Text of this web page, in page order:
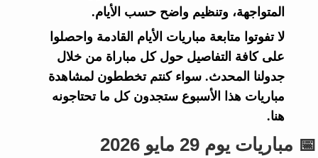
المتواجهة، وتنظيم واضح حسب الأيام.
لا تفوتوا متابعة مباريات الأيام القادمة واحصلوا
على كافة التفاصيل حول كل مباراة من خلال
جدولنا المحدث. سواء كنتم تخططون لمشاهدة
مباريات هذا الأسبوع ستجدون كل ما تحتاجونه
هنا.
📅 مباريات يوم 29 مايو 2026